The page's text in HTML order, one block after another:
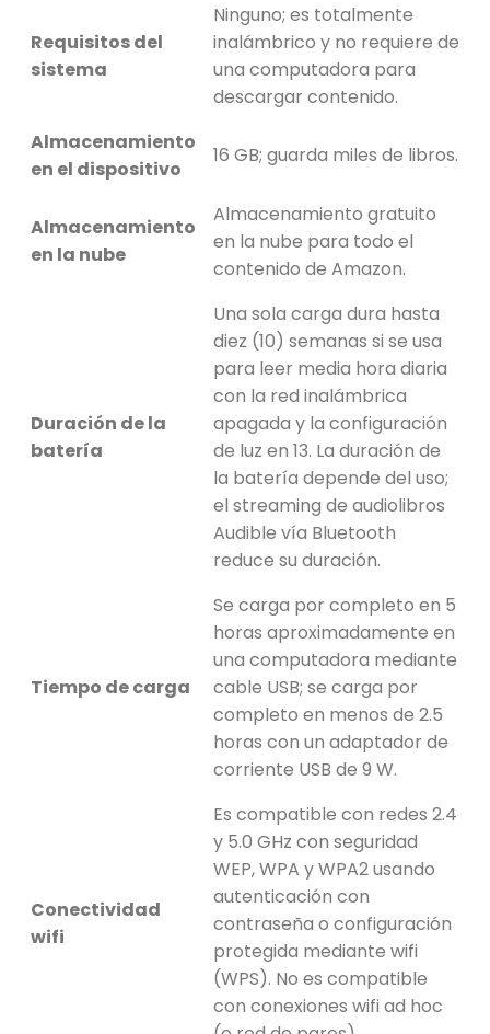
Requisitos del
sistema
Ninguno; es totalmente
inalámbrico y no requiere de
una computadora para
descargar contenido.
Almacenamiento
en el dispositivo
16 GB; guarda miles de libros.
Almacenamiento
en la nube
Almacenamiento gratuito
en la nube para todo el
contenido de Amazon.
Duración de la
batería
Una sola carga dura hasta
diez (10) semanas si se usa
para leer media hora diaria
con la red inalámbrica
apagada y la configuración
de luz en 13. La duración de
la batería depende del uso;
el streaming de audiolibros
Audible vía Bluetooth
reduce su duración.
Tiempo de carga
Se carga por completo en 5
horas aproximadamente en
una computadora mediante
cable USB; se carga por
completo en menos de 2.5
horas con un adaptador de
corriente USB de 9 W.
Conectividad
wifi
Es compatible con redes 2.4
y 5.0 GHz con seguridad
WEP, WPA y WPA2 usando
autenticación con
contraseña o configuración
protegida mediante wifi
(WPS). No es compatible
con conexiones wifi ad hoc